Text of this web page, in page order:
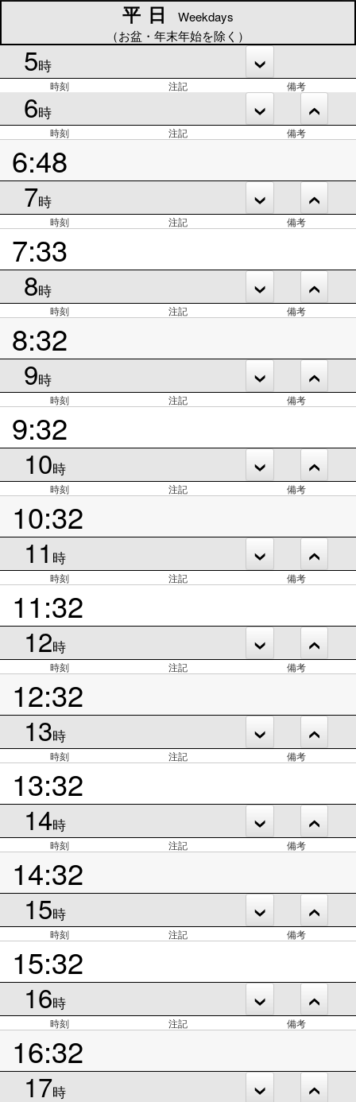
平日
Weekdays
（お盆・年末年始を除く）
5時
時刻 注記 備考
6時
時刻 注記 備考
6:48
7時
時刻 注記 備考
7:33
8時
時刻 注記 備考
8:32
9時
時刻 注記 備考
9:32
10時
時刻 注記 備考
10:32
11 時
時刻 注記 備考
11:32
12時
時刻 注記 備考
12:32
13時
時刻 注記 備考
13:32
14時
時刻 注記 備考
14:32
15時
時刻 注記 備考
15:32
16時
時刻 注記 備考
16:32
17時